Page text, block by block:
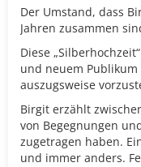
Der Umstand, dass
Jahren zusammen
Diese
und neuem
auszugsweise
Birgit erzählt
von Begegnungen
zugetragen haben.
und immer anders.